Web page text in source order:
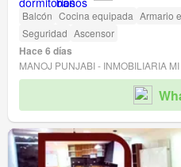
Balcón Cocina equipada Armario
Seguridad Ascensor
Hace 6 días
MANOJ PUNJABI - INMOBILIARIA